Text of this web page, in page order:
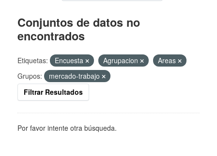
Conjuntos de datos no
encontrados
Etiquetas: Encuesta Agrupacion
Areas
Grupos:
mercado-trabajo
Filtrar Resultados
Por favor intente otra búsqueda.